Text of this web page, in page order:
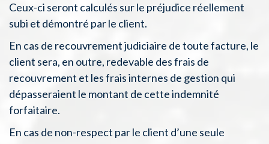
Ceux-ci seront calculés sur le préjudice réellement
subi et démontré par le client.
En cas de recouvrement judiciaire de toute facture, le
client sera, en outre, redevable des frais de
recouvrement et les frais internes de gestion qui
dépasseraient le montant de cette indemnité
forfaitaire.
En cas de non-respect par le client d’une seule